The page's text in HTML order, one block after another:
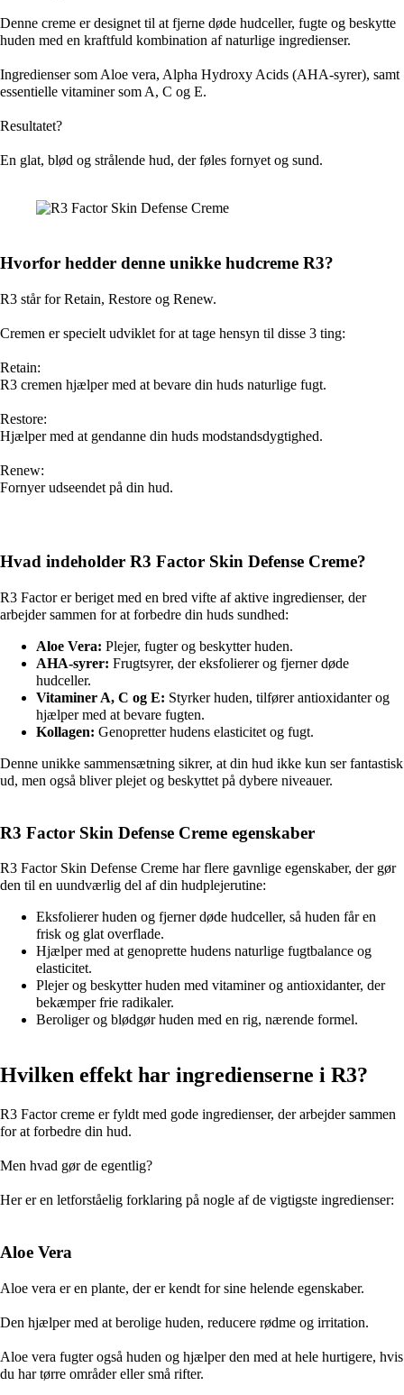
Denne creme er designet til at fjerne døde hudceller, fugte og beskytte
huden med en kraftfuld kombination af naturlige ingredienser.
Ingredienser som Aloe vera, Alpha Hydroxy Acids (AHA-syrer), samt
essentielle vitaminer som A, C og E.
Resultatet?
En glat, blød og strålende hud, der føles fornyet og sund.
Hvorfor hedder denne unikke hudcreme R3?
R3 står for Retain, Restore og Renew.
Cremen er specielt udviklet for at tage hensyn til disse 3 ting:
Retain:
R3 cremen hjælper med at bevare din huds naturlige fugt.
Restore:
Hjælper med at gendanne din huds modstandsdygtighed.
Renew:
Fornyer udseendet på din hud.
Hvad indeholder R3 Factor Skin Defense Creme?
R3 Factor er beriget med en bred vifte af aktive ingredienser, der
arbejder sammen for at forbedre din huds sundhed:
Aloe Vera: Plejer, fugter og beskytter huden.
AHA-syrer: Frugtsyrer, der eksfolierer og fjerner døde
hudceller.
Vitaminer A, C og E: Styrker huden, tilfører antioxidanter og
hjælper med at bevare fugten.
Kollagen: Genopretter hudens elasticitet og fugt.
Denne unikke sammensætning sikrer, at din hud ikke kun ser fantastisk
ud, men også bliver plejet og beskyttet på dybere niveauer.
R3 Factor Skin Defense Creme egenskaber
R3 Factor Skin Defense Creme har flere gavnlige egenskaber, der gør
den til en uundværlig del af din hudplejerutine:
Eksfolierer huden og fjerner døde hudceller, så huden får en
frisk og glat overflade.
Hjælper med at genoprette hudens naturlige fugtbalance og
elasticitet.
Plejer og beskytter huden med vitaminer og antioxidanter, der
bekæmper frie radikaler.
Beroliger og blødgør huden med en rig, nærende formel.
Hvilken effekt har ingredienserne i R3?
R3 Factor creme er fyldt med gode ingredienser, der arbejder sammen
for at forbedre din hud.
Men hvad gør de egentlig?
Her er en letforståelig forklaring på nogle af de vigtigste ingredienser:
Aloe Vera
Aloe vera er en plante, der er kendt for sine helende egenskaber.
Den hjælper med at berolige huden, reducere rødme og irritation.
Aloe vera fugter også huden og hjælper den med at hele hurtigere, hvis
du har tørre områder eller små rifter.